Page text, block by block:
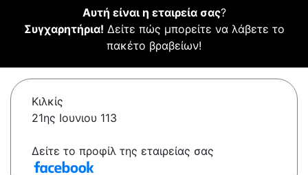
Αυτή είναι η εταιρεία σας?
Συγχαρητήρια! Δείτε πώς μπορείτε να λάβετε το
πακέτο βραβείων!
Κιλκίς
21ης Ιουνιου 113
Δείτε το προφίλ της εταιρείας σας